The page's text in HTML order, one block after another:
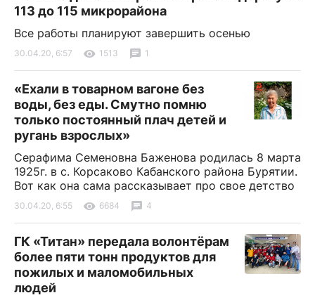
113 до 115 микрорайона
Все работы планируют завершить осенью
30.04.20, 6:57 1513 1
«Ехали в товарном вагоне без
воды, без еды. Смутно помню
только постоянный плач детей и
ругань взрослых»
Серафима Семеновна Баженова родилась 8 марта
1925г. в с. Корсаково Кабанского района Бурятии.
Вот как она сама рассказывает про свое детство
30.04.20, 6:55 6684 4
ГК «Титан» передала волонтёрам
более пяти тонн продуктов для
пожилых и маломобильных
людей